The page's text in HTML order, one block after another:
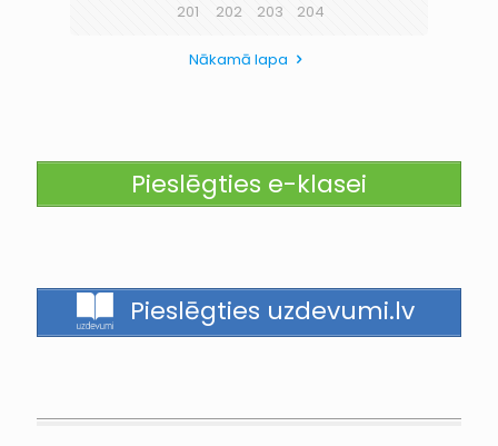
201
202 203 204
Nākamā lapa
Pieslēgties e-klasei
Pieslēgties uzdevumi.lv